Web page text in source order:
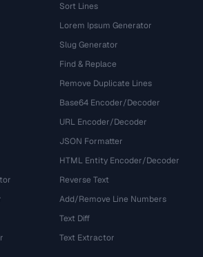
Sort Lines
Lorem Ipsum Generator
Slug Generator
Find & Replace
Remove Duplicate Lines
Base64 Encoder/Decoder
URL Encoder/Decoder
JSON Formatter
HTML Entity Encoder/Decoder
Reverse Text
Add/Remove Line Numbers
Text Diff
Text Extractor